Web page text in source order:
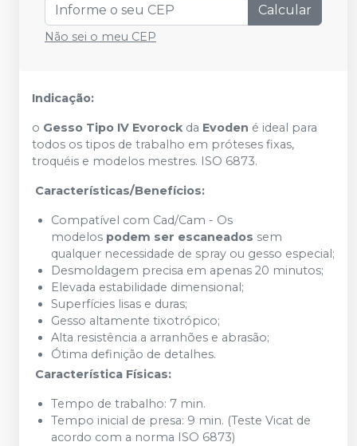
Calcular
Não sei o meu CEP
Indicação:
o Gesso Tipo IV Evorock da Evoden é ideal para
todos os tipos de trabalho em próteses fixas,
troquéis e modelos mestres. ISO 6873.
Características/Benefícios:
Compatível com Cad/Cam - Os
modelos podem ser escaneados sem
qualquer necessidade de spray ou gesso especial;
Desmoldagem precisa em apenas 20 minutos;
Elevada estabilidade dimensional;
Superfícies lisas e duras;
Gesso altamente tixotrópico;
Alta resistência a arranhões e abrasão;
Ótima definição de detalhes.
Característica Físicas:
Tempo de trabalho: 7 min.
Tempo inicial de presa: 9 min. (Teste Vicat de
acordo com a norma ISO 6873)